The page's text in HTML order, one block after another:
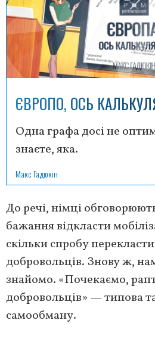
ЄВРОПО, ОСЬ
Одна графа досі не
знаєте, яка.
Макс Гадюкін
До речі, німці
бажання відкласти
скільки спробу
добровольців. Знову ж,
знайомо. «Почекаємо,
добровольців» — типова
самообману.